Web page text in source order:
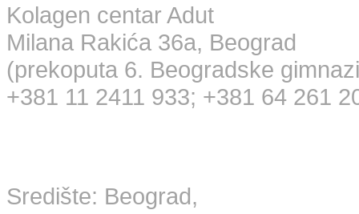
Kolagen centar Adut
Milana Rakića 36a, Beograd
(prekoputa 6. Beogradske
+381 11 2411 933; +381 64 261
Središte: Beograd,